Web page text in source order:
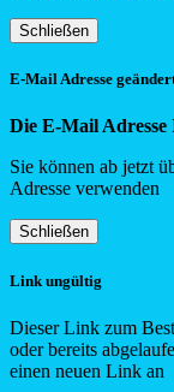
Schließen
E-Mail Adresse
Die E-Mail
Sie können ab jetzt
Adresse verwenden
Schließen
Link ungültig
Dieser Link zum
oder bereits
einen neuen Link an